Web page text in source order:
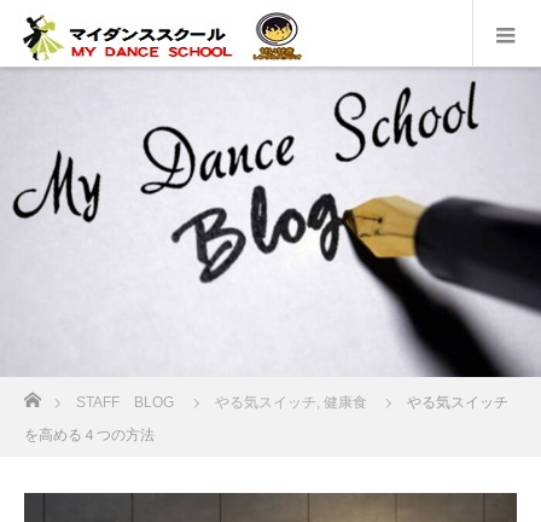
ホーム
STAFF BLOG やる気スイッチ, 健康食
やる気スイッチ
を高める４つの方法